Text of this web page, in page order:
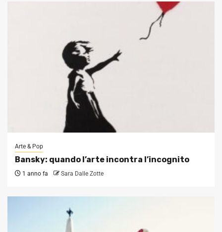
Arte & Pop
Bansky: quando l’arte incontra l’incognito
1 anno fa Sara Dalle Zotte